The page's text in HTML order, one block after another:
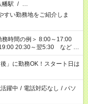
幡駅 / …
い勤務地をご紹介しま
20:30～翌5:30 など ★
、残業なし、交替制など
」に勤務OK！スタート日は
躍中 / 電話対応なし / パソ